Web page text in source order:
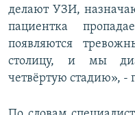
делают УЗИ,
пациентка
появляются
столицу, и мы
четвёртую стадию», -